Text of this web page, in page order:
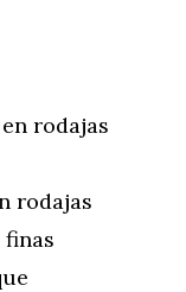
rodajas
rodajas